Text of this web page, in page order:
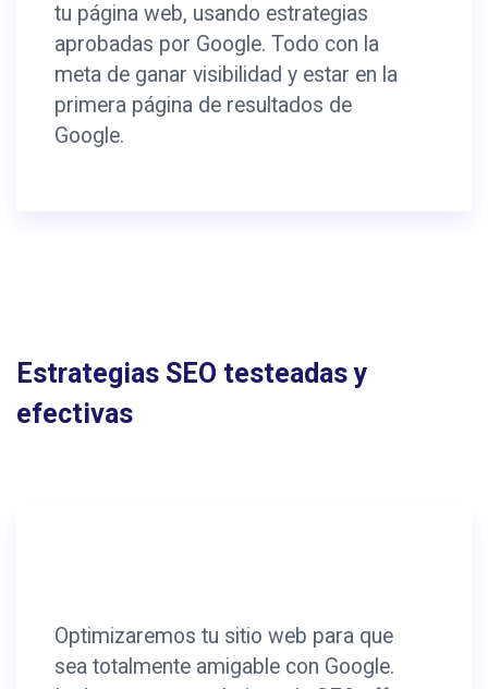
tu página web, usando estrategias
aprobadas por Google. Todo con la
meta de ganar visibilidad y estar en la
primera página de resultados de
Google.
Estrategias SEO testeadas y
efectivas
Optimizaremos tu sitio web para que
sea totalmente amigable con Google.